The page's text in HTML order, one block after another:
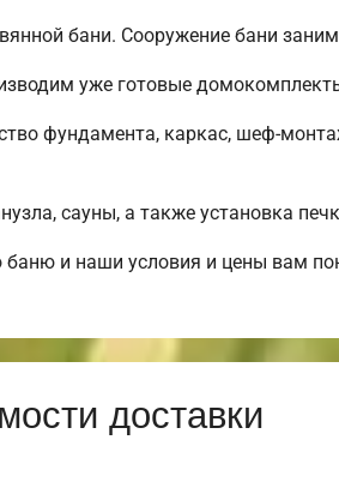
бани. Сооружение бани
уже готовые
фундамента, каркас, шеф-
сауны, а также установка
и наши условия и цены вам
доставки